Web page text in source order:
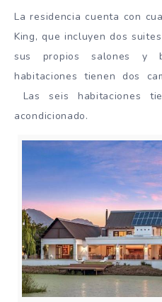
La residencia cuenta con
King, que incluyen dos
sus propios salones y
habitaciones tienen dos
Las seis habitaciones
acondicionado.